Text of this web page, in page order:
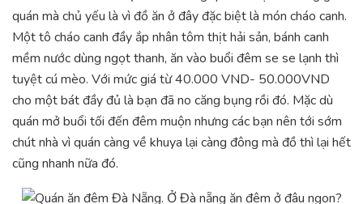
quán mà chủ yếu là vì đồ ăn ở đây đặc biệt là món cháo canh.
Một tô cháo canh đầy ắp nhân tôm thịt hải sản, bánh canh
mềm nước dùng ngọt thanh, ăn vào buổi đêm se se lạnh thì
tuyệt cú mèo. Với mức giá từ 40.000 VND- 50.000VND
cho một bát đầy đủ là bạn đã no căng bụng rồi đó. Mặc dù
quán mở buổi tối đến đêm muộn nhưng các bạn nên tới sớm
chút nhà vì quán càng về khuya lại càng đông mà đồ thì lại hết
cũng nhanh nữa đó.